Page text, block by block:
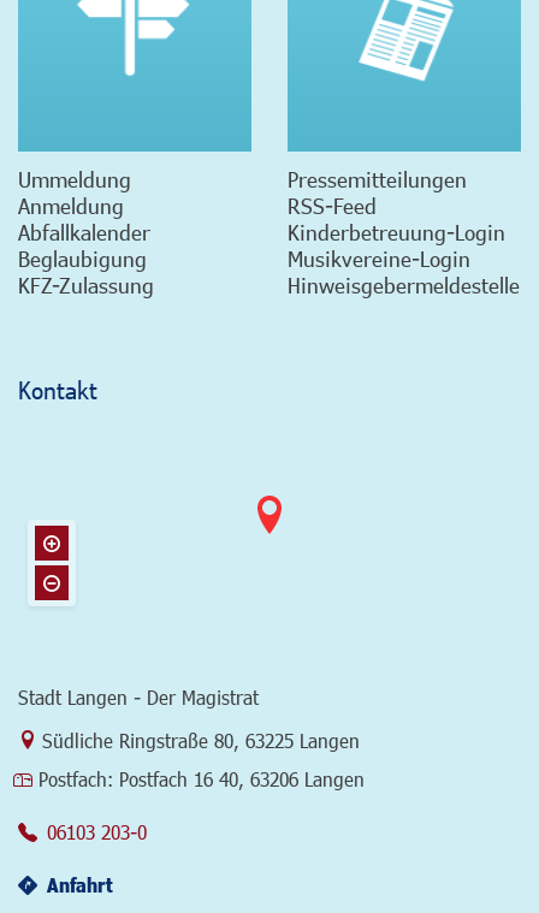
Ummeldung
Anmeldung
Abfallkalender
Beglaubigung
KFZ-Zulassung
Pressemitteilungen
RSS-Feed
Kinderbetreuung-Login
Musikvereine-Login
Hinweisgebermeldestelle
Kontakt
Stadt Langen - Der Magistrat
Link zur Google-Maps Navigation
Südliche Ringstraße 80 63225 Langen
Postfach: Postfach 16 40, 63206 Langen
06103 203-0
Anfahrt